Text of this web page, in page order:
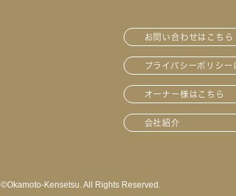
お問い合わせはこちら
プライバシーポリシー
オーナー様はこちら
会社紹介
©︎Okamoto-Kensetsu. All Rights Reserved.